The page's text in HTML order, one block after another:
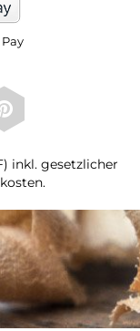
inkl. gesetzlicher